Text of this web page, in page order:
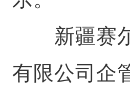
新疆赛尔
有限公司企